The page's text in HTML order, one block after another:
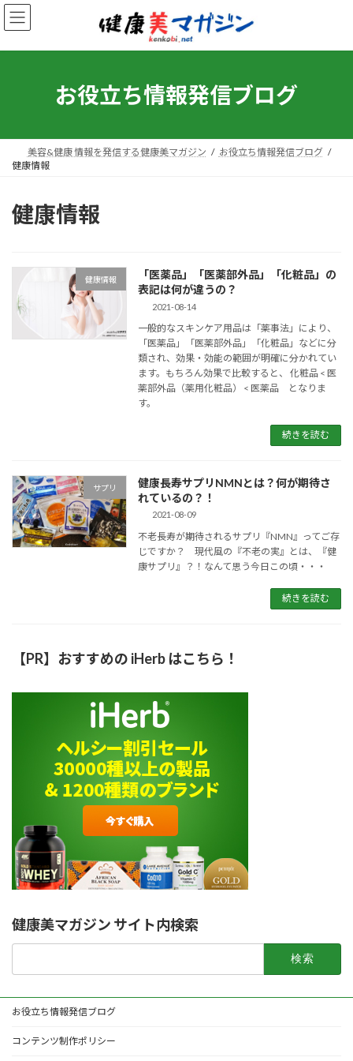
コ
ン
テ
ナ
ビ
ゲ
お役立ち情報発信ブログ
美容&健康 情報を発信する健康美マガジン
お役立ち情報発信ブログ
健康情報
健康情報
健康情報
「医薬品」「医薬部外品」「化粧品」の
表記は何が違うの？
2021-08-14
一般的なスキンケア用品は「薬事法」により、
「医薬品」「医薬部外品」「化粧品」などに分
類され、効果・効能の範囲が明確に分かれてい
ます。もちろん効果で比較すると、 化粧品 < 医
薬部外品（薬用化粧品） < 医薬品 となりま
す。
続きを読む
サプリ
健康長寿サプリNMNとは？何が期待さ
れているの？！
2021-08-09
不老長寿が期待されるサプリ『NMN』ってご存
じですか？ 現代風の『不老の実』とは、『健
康サプリ』？！なんて思う今日この頃・・・
続きを読む
【PR】おすすめの iHerb はこちら！
健康美マガジン サイト内検索
索:
お役立ち情報発信ブログ
コンテンツ制作ポリシー